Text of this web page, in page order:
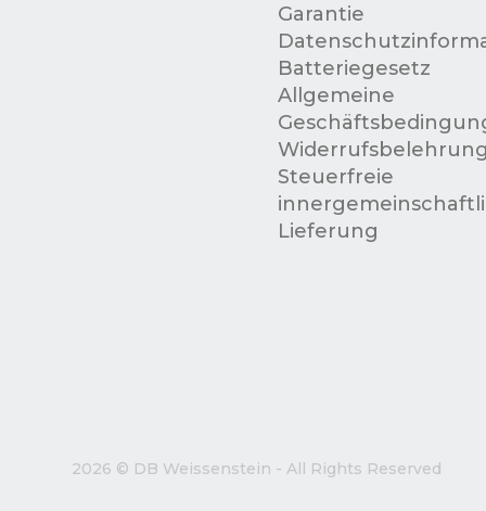
Garantie
Batteriegesetz
Allgemeine
Widerrufsbelehrung
Steuerfreie
Lieferung
2026 © DB Weissenstein - All Rights Reserved